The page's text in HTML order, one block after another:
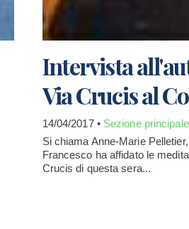
Intervista
Via Crucis al
14/04/2017 • Sezione principale
Si chiama Anne-Marie
Francesco ha affidato le
Crucis di questa sera...